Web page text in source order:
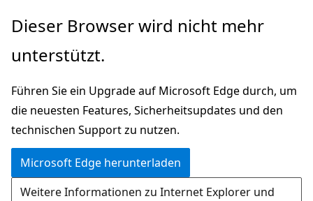
Zu
wechseln
Zur
springen
Dieser Browser wird nicht mehr
unterstützt.
Führen Sie ein Upgrade auf Microsoft Edge durch, um
die neuesten Features, Sicherheitsupdates und den
technischen Support zu nutzen.
Microsoft Edge herunterladen
Weitere Informationen zu Internet Explorer und